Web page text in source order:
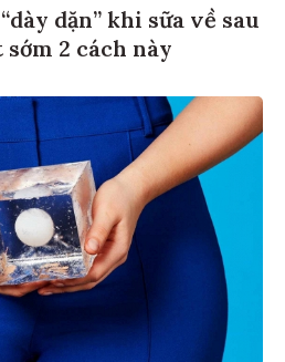
dặn” khi sữa về sau
2 cách này